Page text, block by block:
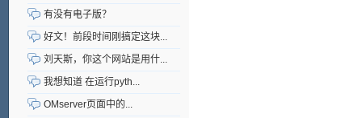
有没有电子版？
好文！前段时间刚搞定这块...
刘天斯，你这个网站是用什...
我想知道 在运行pyth...
OMserver页面中的...